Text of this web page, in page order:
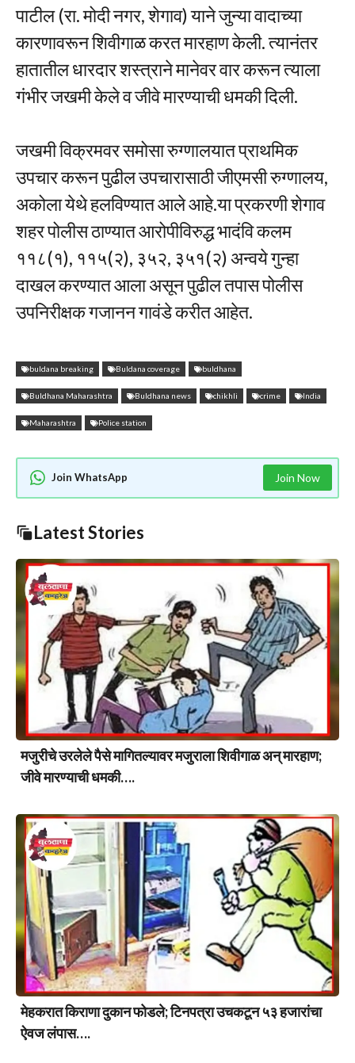
पाटील (रा. मोदी नगर, शेगाव) याने जुन्या वादाच्या
कारणावरून शिवीगाळ करत मारहाण केली. त्यानंतर
हातातील धारदार शस्त्राने मानेवर वार करून त्याला
गंभीर जखमी केले व जीवे मारण्याची धमकी दिली.
जखमी विक्रमवर समोसा रुग्णालयात प्राथमिक
उपचार करून पुढील उपचारासाठी जीएमसी रुग्णालय,
अकोला येथे हलविण्यात आले आहे.या प्रकरणी शेगाव
शहर पोलीस ठाण्यात आरोपीविरुद्ध भादंवि कलम
११८(१), ११५(२), ३५२, ३५१(२) अन्वये गुन्हा
दाखल करण्यात आला असून पुढील तपास पोलीस
उपनिरीक्षक गजानन गावंडे करीत आहेत.
buldana breaking Buldana coverage buldhana
Buldhana Maharashtra Buldhana news chikhli crime India
Maharashtra Police station
Join WhatsApp Join Now
Latest Stories
मजुरीचे उरलेले पैसे मागितल्यावर मजुराला शिवीगाळ अन् मारहाण;
जीवे मारण्याची धमकी….
मेहकरात किराणा दुकान फोडले; टिनपत्रा उचकटून ५३ हजारांचा
ऐवज लंपास….